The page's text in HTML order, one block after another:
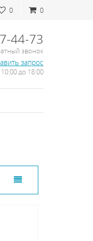
0
0
44-73
звонок
запрос
до 18:00